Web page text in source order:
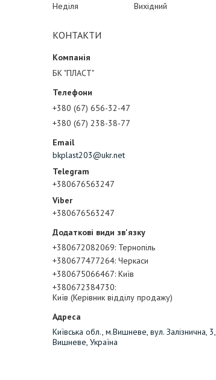
Неділя
Вихідний
КОНТАКТИ
БК "ПЛАСТ"
+380 (67) 656-32-47
+380 (67) 238-38-77
bkplast203@ukr.net
+380676563247
+380676563247
+380672082069 Тернопіль
+380677477264 Черкаси
+380675066467 Київ
+380672384730
Київ (Керівник відділу продажу)
Київська обл., м.Вишневе, вул. Залізнична, 3,
Вишневе, Україна